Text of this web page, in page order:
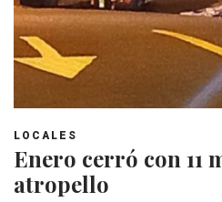
LOCALES
Enero cerró con 11
atropello